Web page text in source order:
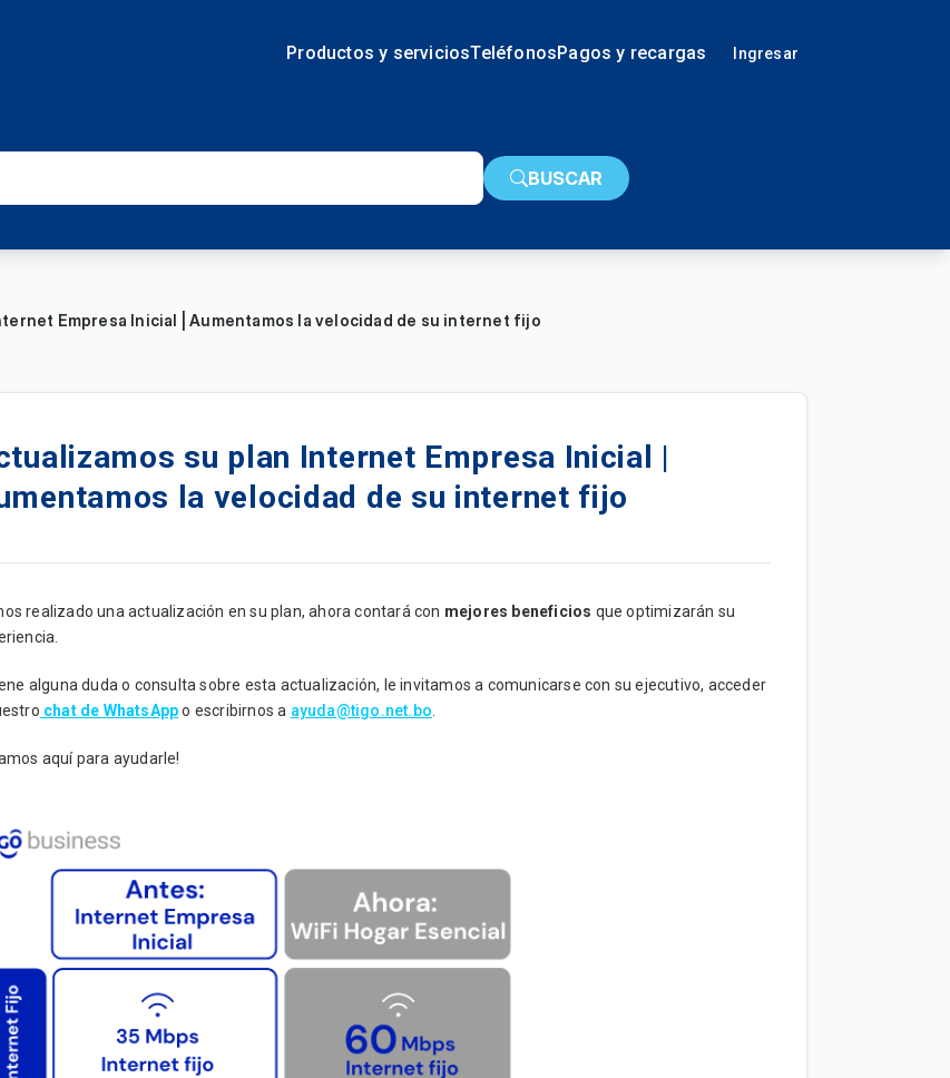
Productos y serviciosTeléfonosPagos y recargas Ingresar
BUSCAR
Empresa Inicial | Aumentamos la velocidad de su internet fijo
su plan Internet Empresa Inicial |
la velocidad de su internet fijo
realizado una actualización en su plan, ahora contará con mejores beneficios que optimizarán su
alguna duda o consulta sobre esta actualización, le invitamos a comunicarse con su ejecutivo, acceder
chat de WhatsAppo escribirnos a ayuda@tigo.net.bo
aquí para ayudarle!